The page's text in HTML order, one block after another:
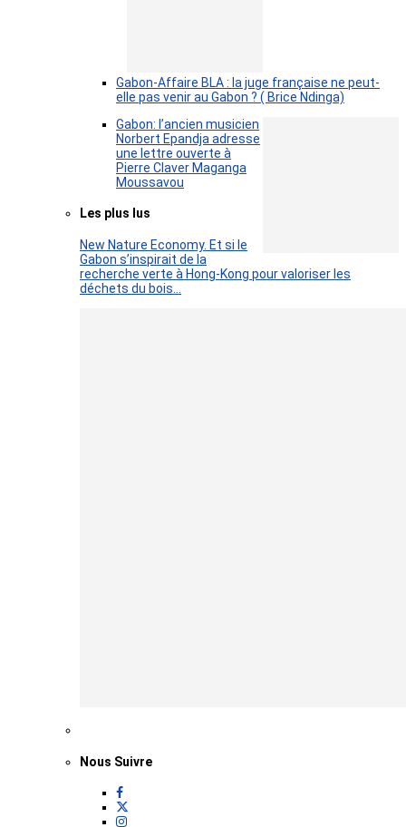
Gabon-Affaire BLA : la juge française ne peut-
elle pas venir au Gabon ? ( Brice Ndinga)
Gabon: l’ancien musicien
Norbert Epandja adresse
une lettre ouverte à
Pierre Claver Maganga
Moussavou
Les plus lus
New Nature Economy. Et si le
Gabon s’inspirait de la
recherche verte à Hong-Kong pour valoriser les
déchets du bois…
Nous Suivre